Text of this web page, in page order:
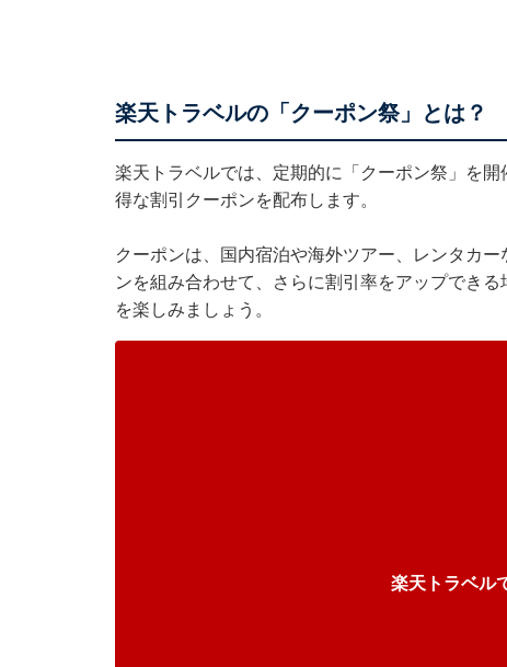
楽天トラベルの「クーポン祭」とは？
楽天トラベルでは、定期的に「クーポン祭」を
得な割引クーポンを配布します。
クーポンは、国内宿泊や海外ツアー、レンタカ
ンを組み合わせて、さらに割引率をアップでき
を楽しみましょう。
楽天トラベル